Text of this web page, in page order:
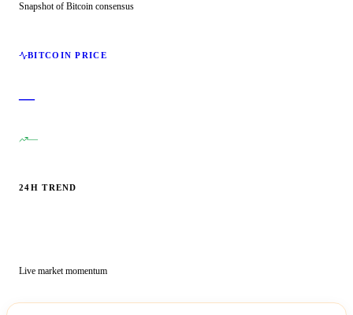
Snapshot of Bitcoin consensus
BITCOIN PRICE
—
—
24H TREND
Live market momentum